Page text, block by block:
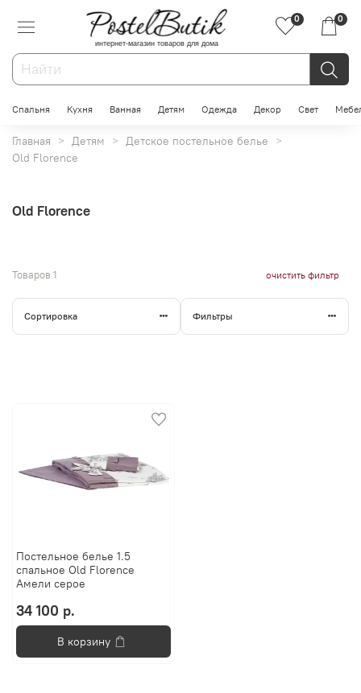
интернет-магазин товаров для дома
0 0
Спальня Кухня Ванная Детям Одежда Декор Свет
Главная Детям
Детское постельное белье
Old Florence
Old Florence
Товаров 1 очистить фильтр
Сортировка Фильтры
Постельное белье 1.5
спальное Old Florence
Амели серое
34 100 р.
В корзину